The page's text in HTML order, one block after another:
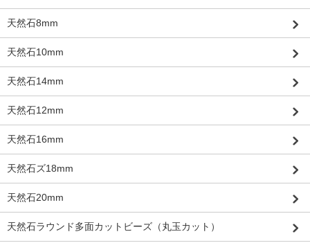
天然石8mm
天然石10mm
天然石14mm
天然石12mm
天然石16mm
天然石ズ18mm
天然石20mm
天然石ラウンド多面カットビーズ（丸玉カット）